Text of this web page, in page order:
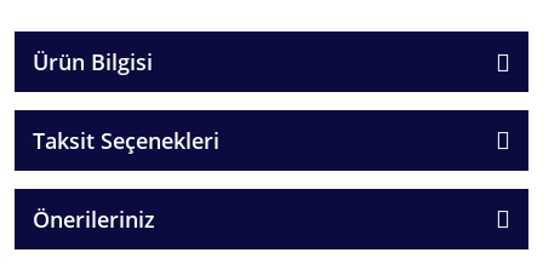
Ürün Bilgisi
Taksit Seçenekleri
Önerileriniz